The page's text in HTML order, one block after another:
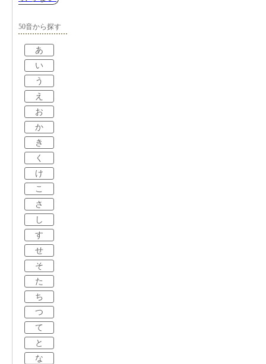
50音から探す
あ
い
う
え
お
か
き
く
け
こ
さ
し
す
せ
そ
た
ち
つ
て
と
な